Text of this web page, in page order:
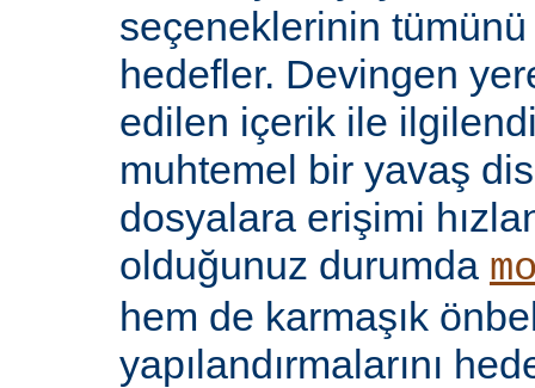
seçeneklerinin tümünü
hedefler. Devingen
edilen içerik ile
muhtemel bir yavaş
dosyalara erişimi
olduğunuz durumda
hem de karmaşık
yapılandırmalarını